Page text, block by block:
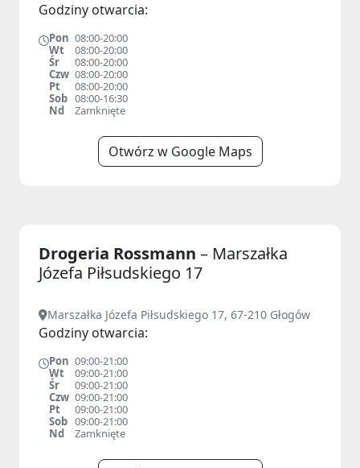
Godziny otwarcia:
Pon 08:00-20:00
Wt
08:00-20:00
Śr
08:00-20:00
Czw 08:00-20:00
Pt
08:00-20:00
Sob 08:00-16:30
Nd
Zamknięte
Otwórz w Google Maps
Drogeria Rossmann – Marszałka
Józefa Piłsudskiego 17
Marszałka Józefa Piłsudskiego 17, 67-210 Głogów
Godziny otwarcia:
Pon 09:00-21:00
Wt
09:00-21:00
Śr
09:00-21:00
Czw 09:00-21:00
Pt
09:00-21:00
Sob 09:00-21:00
Nd
Zamknięte